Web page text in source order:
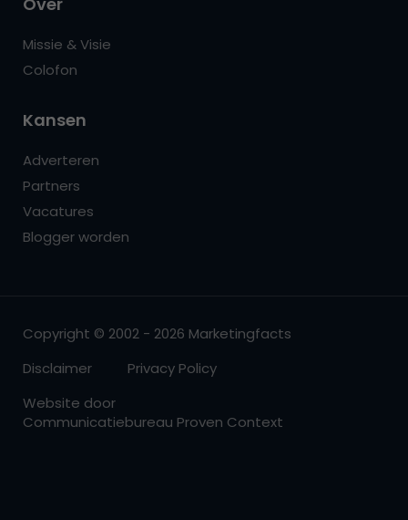
Missie & Visie
Colofon
Kansen
Adverteren
Partners
Vacatures
Blogger worden
Copyright © 2002 - 2026 Marketingfacts
Disclaimer
Privacy Policy
Website door
Communicatiebureau Proven Context